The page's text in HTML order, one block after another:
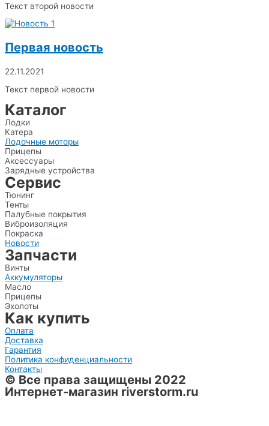
Текст второй новости
Первая новость
22.11.2021
Текст первой новости
Каталог
Лодки
Катера
Лодочные моторы
Прицепы
Аксессуары
Зарядные устройства
Сервис
Тюнинг
Тенты
Палубные покрытия
Виброизоляция
Покраска
Новости
Запчасти
Винты
Аккумуляторы
Масло
Прицепы
Эхолоты
Как купить
Оплата
Доставка
Гарантия
Политика конфиденциальности
Контакты
© Все права защищены 2022
Интернет-магазин riverstorm.ru